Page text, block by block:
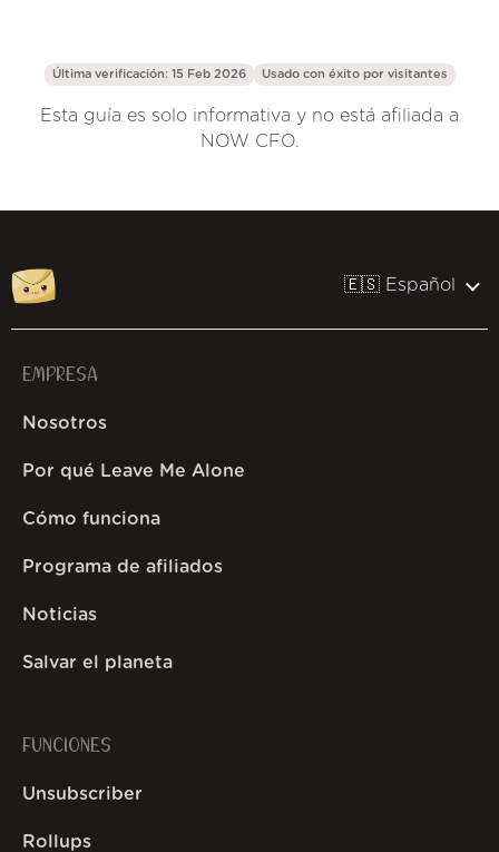
Última verificación: 15 Feb 2026 Usado con éxito por visitantes
Esta guía es solo informativa y no está afiliada a
NOW CFO.
🇪🇸 Español
EMPRESA
Nosotros
Por qué Leave Me Alone
Cómo funciona
Programa de afiliados
Noticias
Salvar el planeta
FUNCIONES
Unsubscriber
Rollups